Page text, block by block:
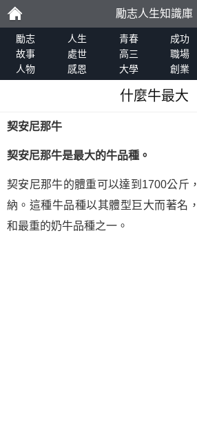
勵
志
勵志人生知識庫
勵志 人生 青春 成功
故事
處世 高三 職場
人物
感恩 大學 創業
什麼牛最大
契安尼那牛
契安尼那牛是最大的牛品種。
契安尼那牛的體重可以達到1700公斤
納。這種牛品種以其體型巨大而著名
和最重的奶牛品種之一。